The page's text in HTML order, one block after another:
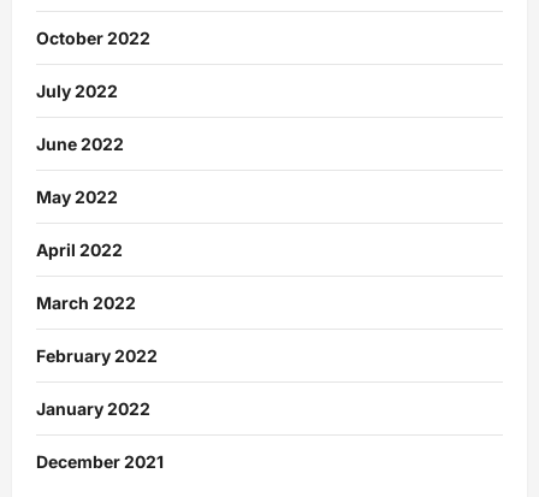
October 2022
July 2022
June 2022
May 2022
April 2022
March 2022
February 2022
January 2022
December 2021